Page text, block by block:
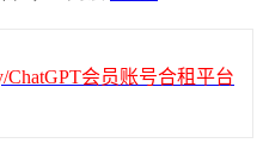
会员账号合租平台